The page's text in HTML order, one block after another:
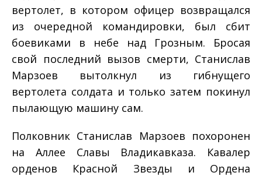
вертолет, в котором офицер возвращался
из очередной командировки, был сбит
боевиками в небе над Грозным. Бросая
свой последний вызов смерти, Станислав
Марзоев вытолкнул из гибнущего
вертолета солдата и только затем покинул
пылающую машину сам.
Полковник Станислав Марзоев похоронен
на Аллее Славы Владикавказа. Кавалер
орденов Красной Звезды и Ордена